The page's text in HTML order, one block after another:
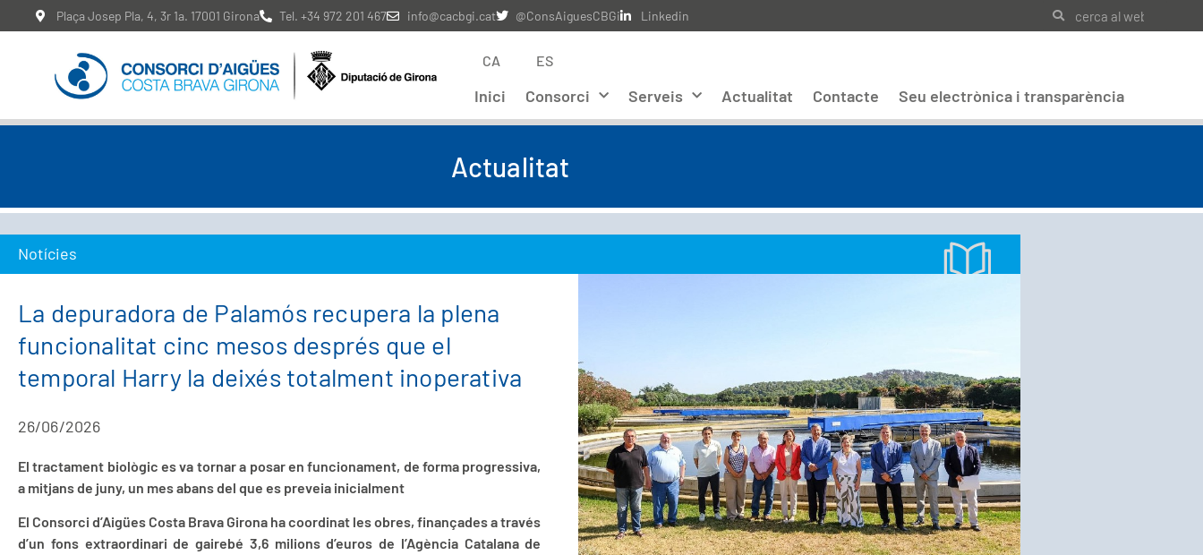
Plaça Josep Pla, 4, 3r 1a. 17001 Girona Tel. +34 972 201 467 info@cacbgi.cat @ConsAiguesCBGi Linkedin
CA ES
Inici Consorci Serveis Actualitat Contacte Seu electrònica i transparència
Actualitat
Notícies
La depuradora de Palamós recupera la plena
funcionalitat cinc mesos després que el
temporal Harry la deixés totalment inoperativa
26/06/2026
El tractament biològic es va tornar a posar en funcionament, de forma progressiva,
a mitjans de juny, un mes abans del que es preveia inicialment
El Consorci d’Aigües Costa Brava Girona ha coordinat les obres, finançades a través
d’un fons extraordinari de gairebé 3,6 milions d’euros de l’Agència Catalana de